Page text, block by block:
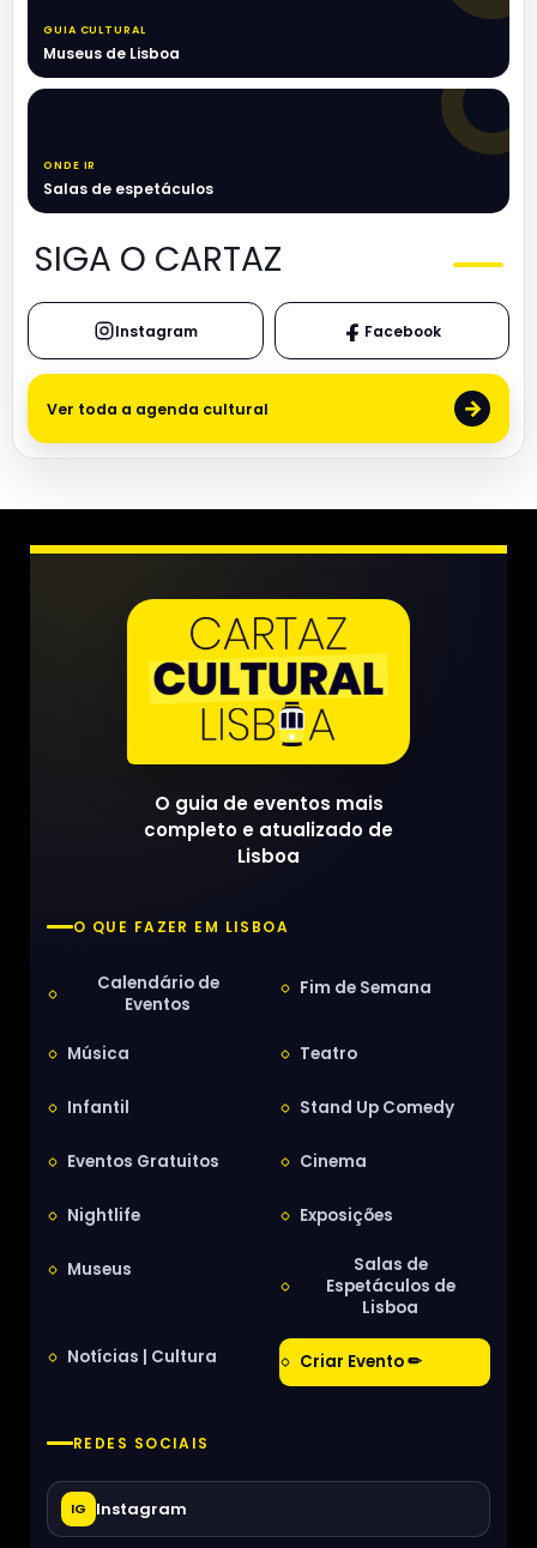
GUIA CULTURAL
Museus de Lisboa
ONDE IR
Salas de espetáculos
SIGA O CARTAZ
Instagram Facebook
Ver toda a agenda cultural →
O guia de eventos mais
completo e atualizado de
Lisboa
O QUE FAZER EM LISBOA
Calendário de
Eventos
Fim de Semana
Música Teatro
Infantil Stand Up Comedy
Eventos Gratuitos Cinema
Nightlife Exposições
Museus
Salas de
Espetáculos de
Lisboa
Notícias | Cultura Criar Evento ✏
REDES SOCIAIS
IG Instagram